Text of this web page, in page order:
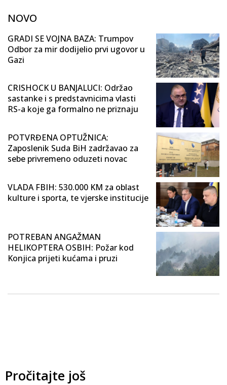
NOVO
GRADI SE VOJNA BAZA: Trumpov
Odbor za mir dodijelio prvi ugovor u
Gazi
CRISHOCK U BANJALUCI: Održao
sastanke i s predstavnicima vlasti
RS-a koje ga formalno ne priznaju
POTVRĐENA OPTUŽNICA:
Zaposlenik Suda BiH zadržavao za
sebe privremeno oduzeti novac
VLADA FBIH: 530.000 KM za oblast
kulture i sporta, te vjerske institucije
POTREBAN ANGAŽMAN
HELIKOPTERA OSBIH: Požar kod
Konjica prijeti kućama i pruzi
Pročitajte još